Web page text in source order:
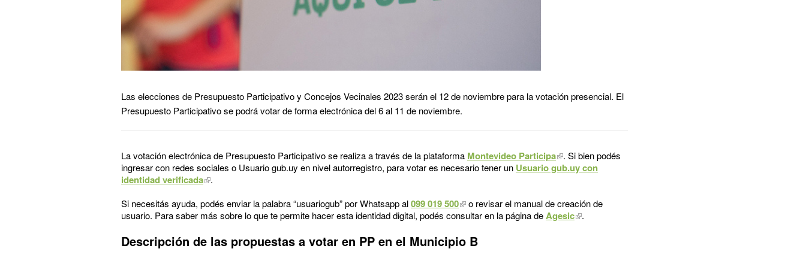
Las elecciones de Presupuesto Participativo y Concejos Vecinales 2023 serán el 12 de noviembre para la votación presencial. El
Presupuesto Participativo se podrá votar de forma electrónica del 6 al 11 de noviembre.
La votación electrónica de Presupuesto Participativo se realiza a través de la plataforma Montevideo Participa
. Si bien podés
ingresar con redes sociales o Usuario gub.uy en nivel autorregistro, para votar es necesario tener un Usuario gub.uy con
identidad verificada
.
Si necesitás ayuda, podés enviar la palabra “usuariogub” por Whatsapp al099 019 500
o revisar el manual de creación de
usuario. Para saber más sobre lo que te permite hacer esta identidad digital, podés consultar en la página deAgesic .
Descripción de las propuestas a votar en PP en el Municipio B